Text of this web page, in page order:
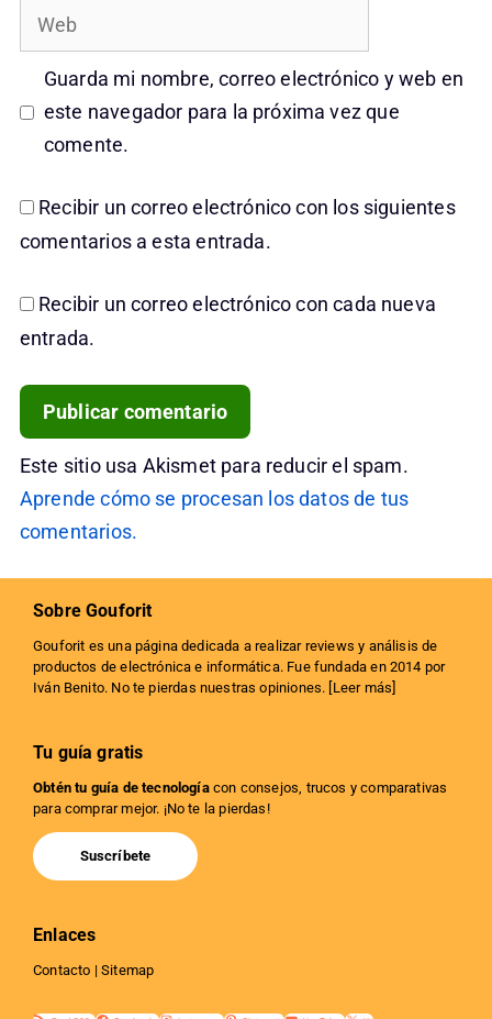
Web
Guarda mi nombre, correo electrónico y web en
este navegador para la próxima vez que
comente.
Recibir un correo electrónico con los siguientes
comentarios a esta entrada.
Recibir un correo electrónico con cada nueva
entrada.
Este sitio usa Akismet para reducir el spam.
Aprende cómo se procesan los datos de tus
comentarios.
Sobre Gouforit
Gouforit es una página dedicada a realizar reviews y análisis de
productos de electrónica e informática. Fue fundada en 2014 por
Iván Benito. No te pierdas nuestras opiniones. [ Leer más
Tu guía gratis
Obtén tu guía de tecnologíacon consejos, trucos y comparativas
para comprar mejor. ¡No te la pierdas!
Suscríbete
Enlaces
Contacto | Sitemap